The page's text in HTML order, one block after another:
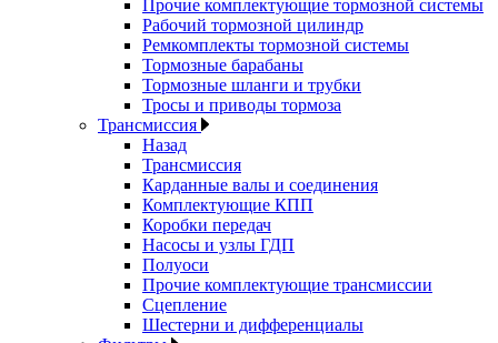
Прочие комплектующие тормозной системы
Рабочий тормозной цилиндр
Ремкомплекты тормозной системы
Тормозные барабаны
Тормозные шланги и трубки
Тросы и приводы тормоза
Трансмиссия
Назад
Трансмиссия
Карданные валы и соединения
Комплектующие КПП
Коробки передач
Насосы и узлы ГДП
Полуоси
Прочие комплектующие трансмиссии
Сцепление
Шестерни и дифференциалы